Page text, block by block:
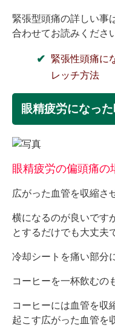
緊張型頭痛の詳しい事
合わせてお読みくださ
緊張性頭痛に
レッチ方法
眼精疲労になっ
眼精疲労の偏頭痛の
広がった血管を収縮さ
横になるのが良いです
とするだけでも大丈夫
冷却シートを痛い部分
コーヒーを一杯飲むの
コーヒーには血管を収
起こす広がった血管を